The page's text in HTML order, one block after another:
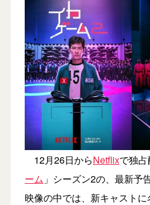
12月26日からNetflixで独
ーム 」シーズン2の、最新予
映像の中では、新キャスト